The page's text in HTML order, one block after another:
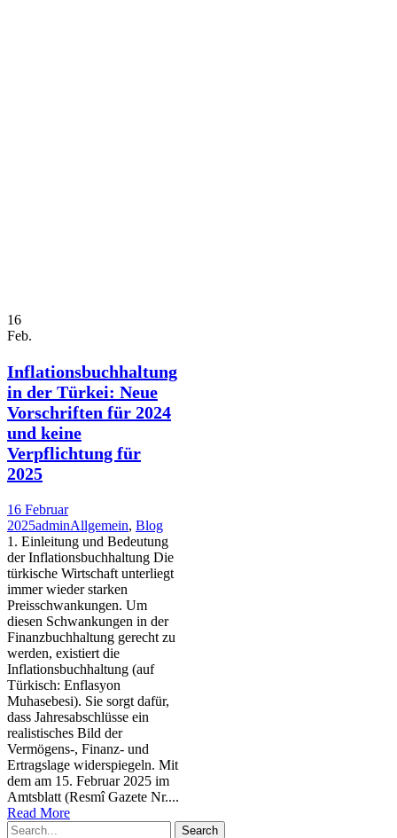
16
Feb.
Inflationsbuchhaltung
in der Türkei: Neue
Vorschriften für 2024
und keine
Verpflichtung für
2025
16 Februar
2025adminAllgemein, Blog
1. Einleitung und Bedeutung
der Inflationsbuchhaltung Die
türkische Wirtschaft unterliegt
immer wieder starken
Preisschwankungen. Um
diesen Schwankungen in der
Finanzbuchhaltung gerecht zu
werden, existiert die
Inflationsbuchhaltung (auf
Türkisch: Enflasyon
Muhasebesi). Sie sorgt dafür,
dass Jahresabschlüsse ein
realistisches Bild der
Vermögens-, Finanz- und
Ertragslage widerspiegeln. Mit
dem am 15. Februar 2025 im
Amtsblatt (Resmî Gazete Nr....
Read More